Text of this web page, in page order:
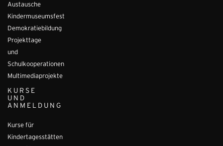
Austausche
Kindermuseumsfest
Demokratiebildung
Projekttage
und
Schulkooperationen
Multimediaprojekte
KURSE
UND
ANMELDUNG
Kurse für
Kindertagesstätten